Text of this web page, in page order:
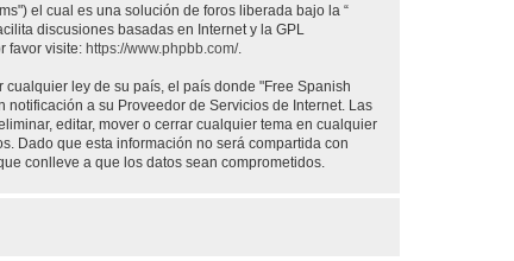
el cual es una solución de foros liberada bajo la “
discusiones basadas en Internet y la GPL
favor visite: https://www.phpbb.com/.
ley de su país, el país donde "Free Spanish
a su Proveedor de Servicios de Internet. Las
editar, mover o cerrar cualquier tema en cualquier
Dado que esta información no será compartida con
conlleve a que los datos sean comprometidos.